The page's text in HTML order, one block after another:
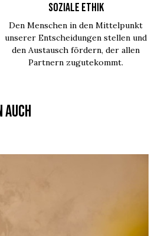
SOZIALE ETHIK
Den Menschen in den Mittelpunkt
unserer Entscheidungen stellen und
den Austausch fördern, der allen
Partnern zugutekommt.